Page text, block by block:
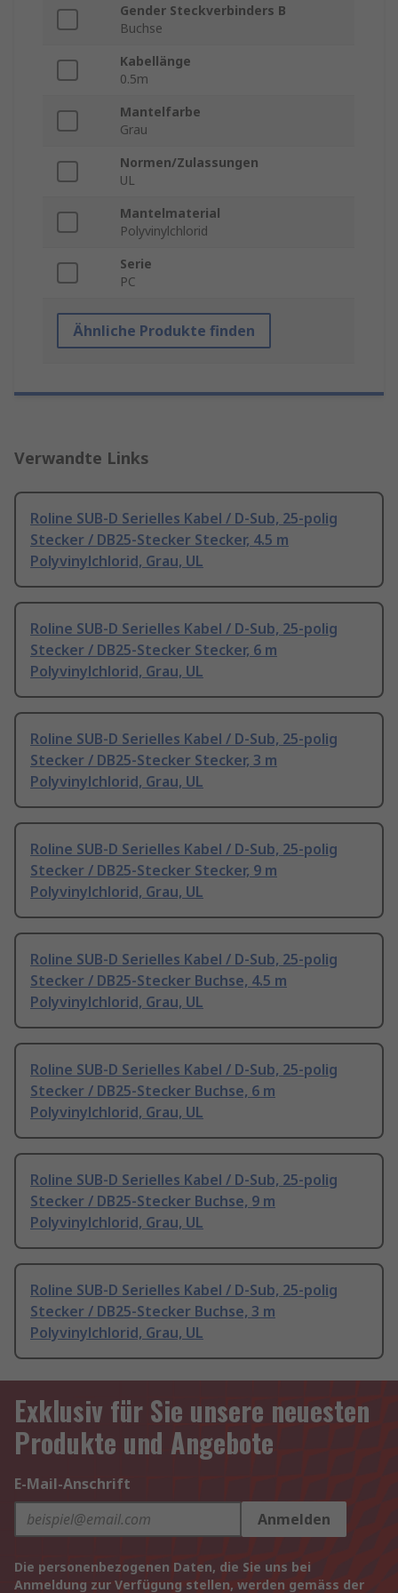
Gender Steckverbinders B
Buchse
Kabellänge
0.5m
Mantelfarbe
Grau
Normen/Zulassungen
UL
Mantelmaterial
Polyvinylchlorid
Serie
PC
Ähnliche Produkte finden
Verwandte Links
Roline SUB-D Serielles Kabel / D-Sub, 25-polig
Stecker / DB25-Stecker Stecker, 4.5 m
Polyvinylchlorid, Grau, UL
Roline SUB-D Serielles Kabel / D-Sub, 25-polig
Stecker / DB25-Stecker Stecker, 6 m
Polyvinylchlorid, Grau, UL
Roline SUB-D Serielles Kabel / D-Sub, 25-polig
Stecker / DB25-Stecker Stecker, 3 m
Polyvinylchlorid, Grau, UL
Roline SUB-D Serielles Kabel / D-Sub, 25-polig
Stecker / DB25-Stecker Stecker, 9 m
Polyvinylchlorid, Grau, UL
Roline SUB-D Serielles Kabel / D-Sub, 25-polig
Stecker / DB25-Stecker Buchse, 4.5 m
Polyvinylchlorid, Grau, UL
Roline SUB-D Serielles Kabel / D-Sub, 25-polig
Stecker / DB25-Stecker Buchse, 6 m
Polyvinylchlorid, Grau, UL
Roline SUB-D Serielles Kabel / D-Sub, 25-polig
Stecker / DB25-Stecker Buchse, 9 m
Polyvinylchlorid, Grau, UL
Roline SUB-D Serielles Kabel / D-Sub, 25-polig
Stecker / DB25-Stecker Buchse, 3 m
Polyvinylchlorid, Grau, UL
Exklusiv für Sie unsere neuesten
Produkte und Angebote
E-Mail-Anschrift
Anmelden
Die personenbezogenen Daten, die Sie uns bei
Anmeldung zur Verfügung stellen, werden gemäss der